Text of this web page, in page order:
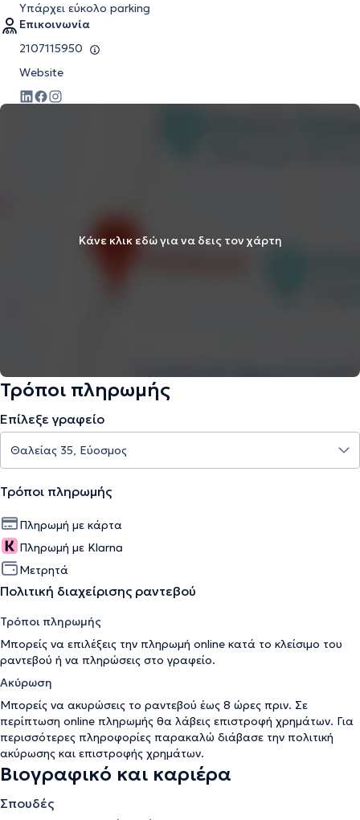
Υπάρχει εύκολο parking
Επικοινωνία
2107115950
Website
Κάνε κλικ εδώ για να δεις τον χάρτη
Τρόποι πληρωμής
Επίλεξε γραφείο
Τρόποι πληρωμής
Πληρωμή με κάρτα
Πληρωμή με Klarna
Μετρητά
Πολιτική διαχείρισης ραντεβού
Τρόποι πληρωμής
Μπορείς να επιλέξεις την πληρωμή online κατά το κλείσιμο του
ραντεβού ή να πληρώσεις στο γραφείο.
Ακύρωση
Μπορείς να ακυρώσεις το ραντεβού έως 8 ώρες πριν. Σε
περίπτωση online πληρωμής θα λάβεις επιστροφή χρημάτων. Για
περισσότερες πληροφορίες παρακαλώ διάβασε την πολιτική
ακύρωσης και επιστροφής χρημάτων.
Βιογραφικό και καριέρα
Σπουδές